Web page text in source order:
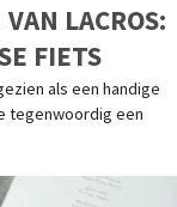
LACROS:
FIETS
als een handige
tegenwoordig een